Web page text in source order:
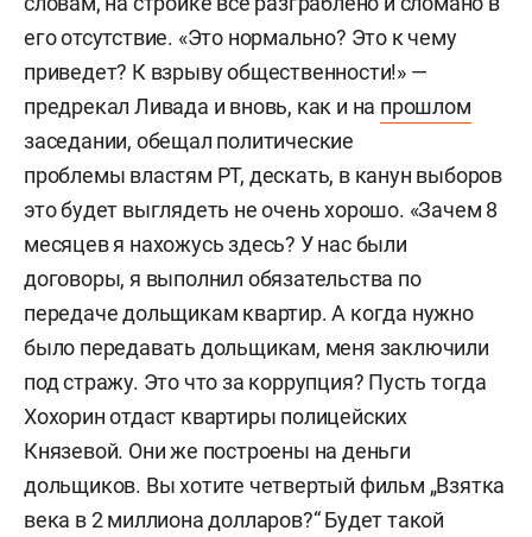
его отсутствие. «Это нормально? Это к чему
приведет? К взрыву общественности!» —
предрекал Ливада и вновь, как и на прошлом
заседании, обещал политические
проблемы властям РТ, дескать, в канун выборов
это будет выглядеть не очень хорошо. «Зачем 8
месяцев я нахожусь здесь? У нас были
договоры, я выполнил обязательства по
передаче дольщикам квартир. А когда нужно
было передавать дольщикам, меня заключили
под стражу. Это что за коррупция? Пусть тогда
Хохорин отдаст квартиры полицейских
Князевой. Они же построены на деньги
дольщиков. Вы хотите четвертый фильм „Взятка
века в 2 миллиона долларов?“ Будет такой